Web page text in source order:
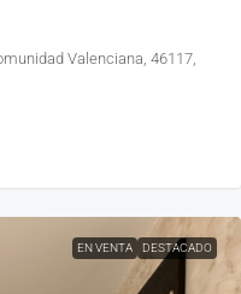
Valenciana, 46117,
EN VENTA DESTACADO